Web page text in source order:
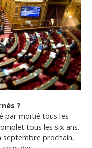
?
par moitié tous les
tous les six ans.
septembre prochain,